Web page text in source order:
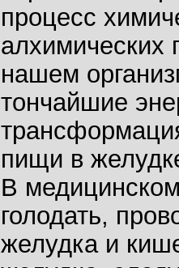
процесс
алхимических
нашем
тончайшие
пищи в
В
голодать,
желудка и